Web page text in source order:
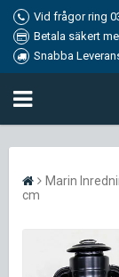
Vid frågor ring
Betala säkert
Snabba
Marin
cm